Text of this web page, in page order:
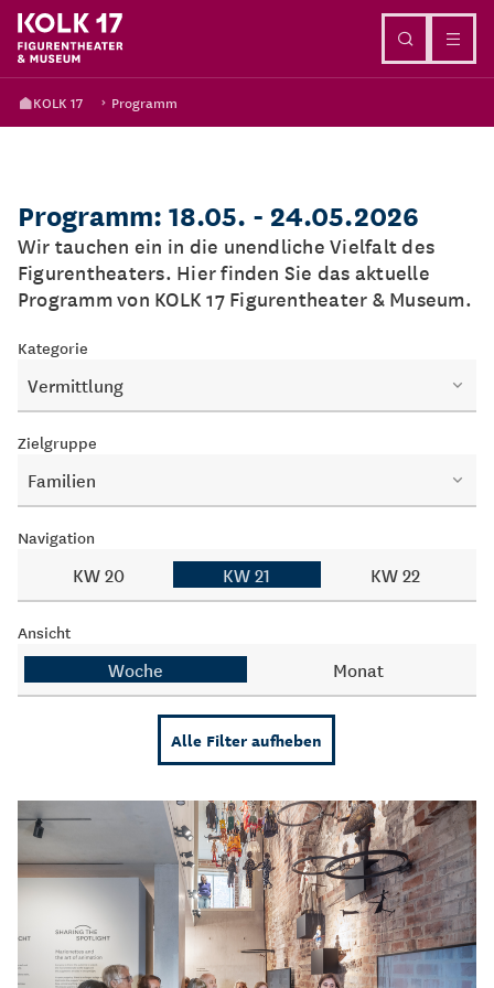
KOLK 17 Programm
Programm: 18.05. - 24.05.2026
Wir tauchen ein in die unendliche Vielfalt des
Figurentheaters. Hier finden Sie das aktuelle
Programm von KOLK 17 Figurentheater & Museum.
Kategorie
Vermittlung
Zielgruppe
Familien
Navigation
KW 20 KW 21 KW 22
Ansicht
Woche Monat
Alle Filter aufheben